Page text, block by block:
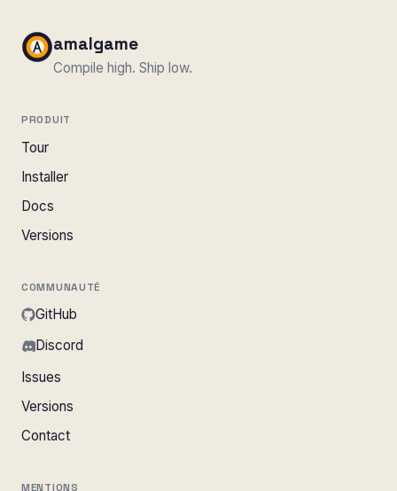
amalgame
Compile high. Ship low.
PRODUIT
Tour
Installer
Docs
Versions
COMMUNAUTÉ
GitHub
Discord
Issues
Versions
Contact
MENTIONS